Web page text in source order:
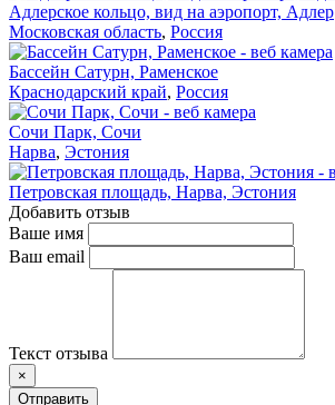
Адлерское кольцо, вид на аэропорт, Адлер
Московская область, Россия
Бассейн Сатурн, Раменское
Краснодарский край, Россия
Сочи Парк, Сочи
Нарва, Эстония
Петровская площадь, Нарва, Эстония
Добавить отзыв
Ваше имя
Ваш email
Текст отзыва
×
Отправить